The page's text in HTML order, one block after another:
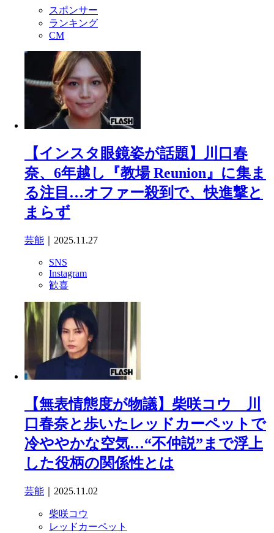
スポンサー
ランキング
CM
【インスタ眼鏡姿が話題】川口春
奈、6年越し『教場 Reunion』に集ま
る注目…オファー殺到で、快進撃と
まらず
芸能 ｜2025.11.27
SNS
Instagram
歓喜
【無表情態度が物議】柴咲コウ 川
口春奈と歩いたレッドカーペットで
冷ややかな空気…“不仲説”まで浮上
した役柄の関係性とは
芸能 ｜2025.11.02
柴咲コウ
レッドカーペット